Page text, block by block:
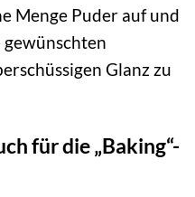
Menge Puder auf und
gewünschten
Glanz zu
für die „Baking“-